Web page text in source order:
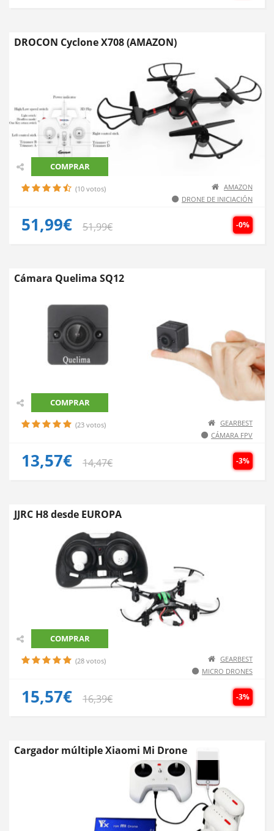
DROCON Cyclone X708 (AMAZON)
COMPRAR
(10 votos)
AMAZON
DRONE DE INICIACIÓN
-0%
51,99€ 51,99€
Cámara Quelima SQ12
COMPRAR
(23 votos)
GEARBEST
CÁMARA FPV
-3%
13,57€ 14,47€
JJRC H8 desde EUROPA
COMPRAR
(28 votos)
GEARBEST
MICRO DRONES
-3%
15,57€ 16,39€
Cargador múltiple Xiaomi Mi Drone